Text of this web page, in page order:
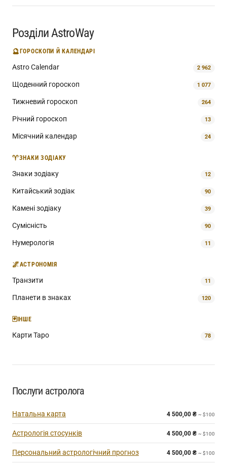
Розділи AstroWay
🔮ГОРОСКОПИ Й КАЛЕНДАРІ
Astro Calendar 2 962
Щоденний гороскоп 1 077
Тижневий гороскоп 264
Річний гороскоп 13
Місячний календар 24
♈ЗНАКИ ЗОДІАКУ
Знаки зодіаку 12
Китайський зодіак 90
Камені зодіаку 39
Сумісність 90
Нумерологія 11
🌌АСТРОНОМІЯ
Транзити 11
Планети в знаках 120
🃏ІНШЕ
Карти Таро 78
Послуги астролога
Натальна карта 4 500,00 ₴ ~ $100
Астрологія стосунків 4 500,00 ₴ ~ $100
Персональний астрологічний прогноз 4 500,00 ₴ ~ $100